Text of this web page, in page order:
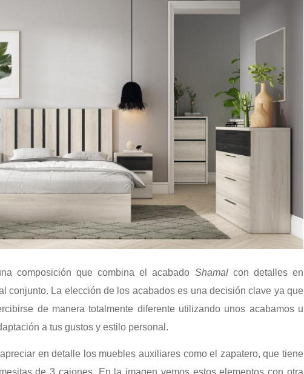
composición que combina el acabado Shamalcon detalles en
conjunto. La elección de los acabados es una decisión clave ya que
de manera totalmente diferente utilizando unos acabamos u
a tus gustos y estilo personal.
en detalle los muebles auxiliares como el zapatero, que tiene
de 3 cajones. En la imagen vemos estos elementos con otra